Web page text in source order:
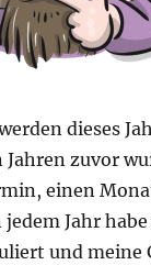
dieses
Jahren zuvor
einen
Jahr
und meine